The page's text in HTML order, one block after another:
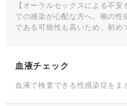
【オーラルセックスによる不
での感染が心配な方へ。喉の性
である可能性も高いため、初め
血液チェック
血液で検査できる性感染症をま